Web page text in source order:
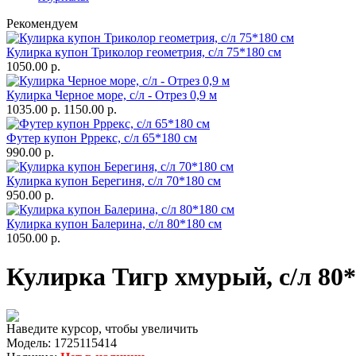
Рекомендуем
Кулирка купон Триколор геометрия, с/л 75*180 см
1050.00 р.
Кулирка Черное море, с/л - Отрез 0,9 м
1035.00 р. 1150.00 р.
Футер купон Рррекс, с/л 65*180 см
990.00 р.
Кулирка купон Берегиня, с/л 70*180 см
950.00 р.
Кулирка купон Балерина, с/л 80*180 см
1050.00 р.
Кулирка Тигр хмурый, с/л
Наведите курсор, чтобы увеличить
Модель: 1725115414